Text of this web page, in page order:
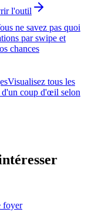
l'outil
ne savez pas quoi
par swipe et
chances
Visualisez tous les
d'un coup d'œil selon
foyer